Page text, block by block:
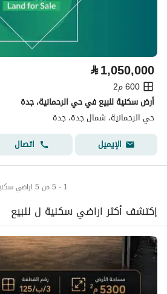
⃁1,050,000
600 م2
أرض سكنية للبيع في حي الرحمانية، جدة
حي الرحمانية، شمال جدة، جدة
الإيميل
اتصال
1 - 5 من 5 اراضي سكنية
إكتشف أكثر اراضي سكنية ل للبيع